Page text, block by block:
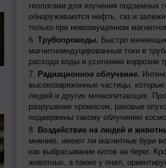
геологами для изучения подземных
обнаруживаются нефть, газ и
только при невозмущенном
Трубопроводы. Быстро
магнитноиндуцированные токи в
расхода воды и усилению коррозии
Радиационное облучение.
высокозаряженные частицы,
людей и других млекопитающих.
разрушение хромосом, раковые
подвержены такому облучению
Воздействие на людей и
мнению, имеют ли магнитные бури
как выбрасывание китов на берег.
животных, а также у пчел,